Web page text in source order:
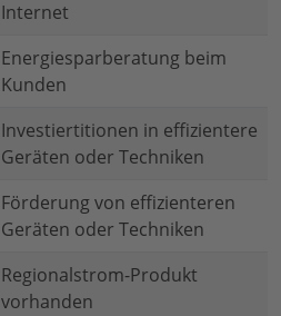
Internet
Energiesparberatung beim
Kunden
Investiertitionen in effizientere
Geräten oder Techniken
Förderung von effizienteren
Geräten oder Techniken
Regionalstrom-Produkt
vorhanden